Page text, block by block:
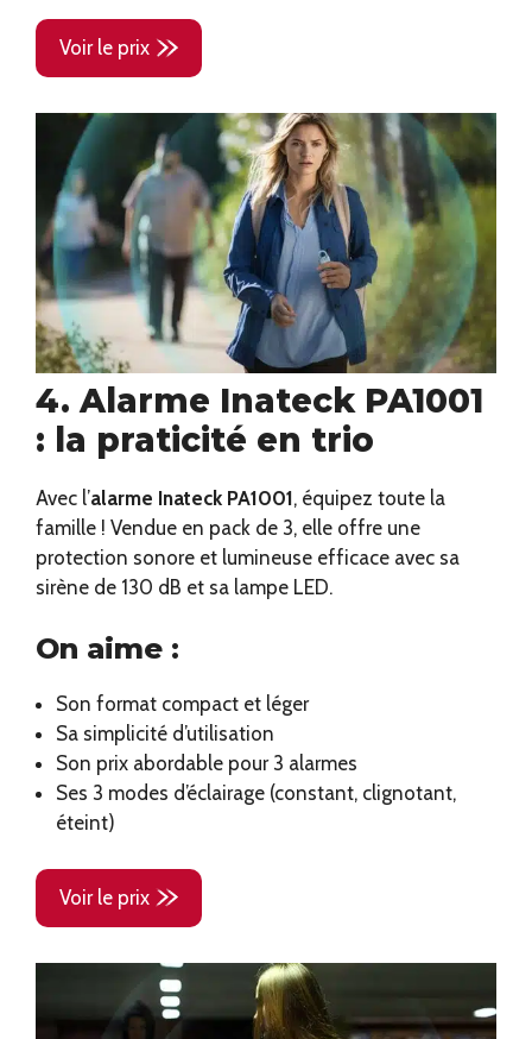
Voir le prix
4. Alarme Inateck PA1001
: la praticité en trio
Avec l’alarme Inateck PA1001, équipez toute la
famille ! Vendue en pack de 3, elle offre une
protection sonore et lumineuse efficace avec sa
sirène de 130 dB et sa lampe LED.
On aime :
Son format compact et léger
Sa simplicité d’utilisation
Son prix abordable pour 3 alarmes
Ses 3 modes d’éclairage (constant, clignotant,
éteint)
Voir le prix